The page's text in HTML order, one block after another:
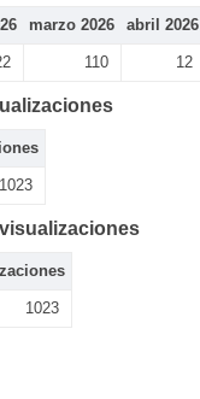
marzo 2026 abril 2026
110 12
1023
1023